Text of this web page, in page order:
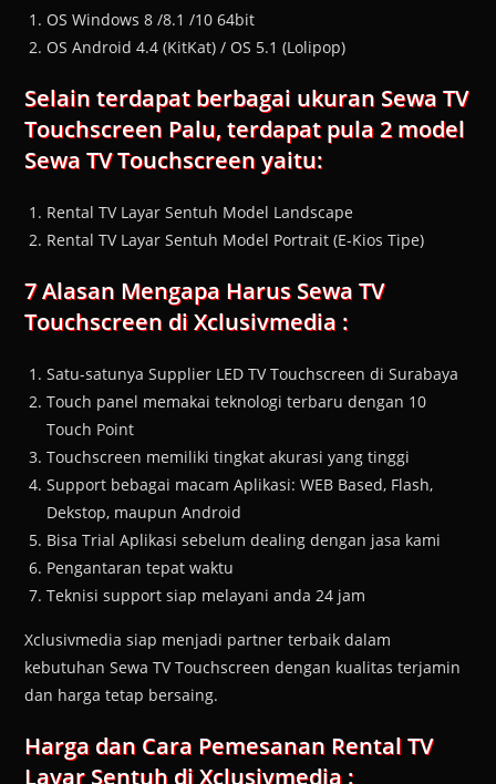
OS Windows 8 /8.1 /10 64bit
OS Android 4.4 (KitKat) / OS 5.1 (Lolipop)
Selain terdapat berbagai ukuran Sewa TV
Touchscreen Palu, terdapat pula 2 model
Sewa TV Touchscreen yaitu:
Rental TV Layar Sentuh Model Landscape
Rental TV Layar Sentuh Model Portrait (E-Kios Tipe)
7 Alasan Mengapa Harus Sewa TV
Touchscreen di Xclusivmedia :
Satu-satunya Supplier LED TV Touchscreen di Surabaya
Touch panel memakai teknologi terbaru dengan 10
Touch Point
Touchscreen memiliki tingkat akurasi yang tinggi
Support bebagai macam Aplikasi: WEB Based, Flash,
Dekstop, maupun Android
Bisa Trial Aplikasi sebelum dealing dengan jasa kami
Pengantaran tepat waktu
Teknisi support siap melayani anda 24 jam
Xclusivmedia siap menjadi partner terbaik dalam
kebutuhan Sewa TV Touchscreen dengan kualitas terjamin
dan harga tetap bersaing.
Harga dan Cara Pemesanan Rental TV
Layar Sentuh di Xclusivmedia :